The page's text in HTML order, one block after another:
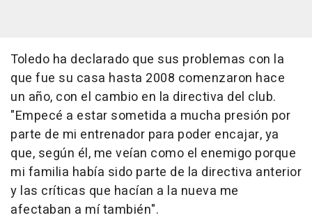
Toledo ha declarado que sus problemas con la
que fue su casa hasta 2008 comenzaron hace
un año, con el cambio en la directiva del club.
"Empecé a estar sometida a mucha presión por
parte de mi entrenador para poder encajar, ya
que, según él, me veían como el enemigo porque
mi familia había sido parte de la directiva anterior
y las críticas que hacían a la nueva me
afectaban a mí también".